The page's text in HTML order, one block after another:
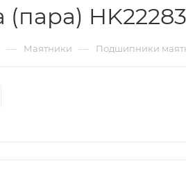
— Маятники — Подшипники